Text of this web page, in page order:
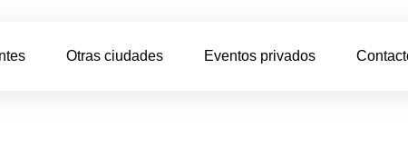
Otras ciudades Eventos privados